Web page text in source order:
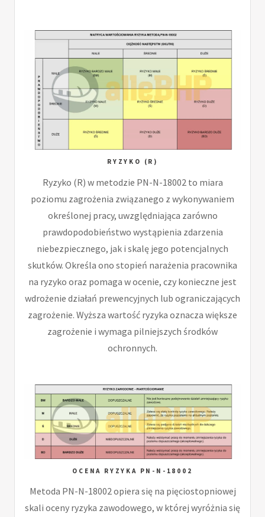
RYZYKO (R)
Ryzyko (R) w metodzie PN-N-18002 to miara
poziomu zagrożenia związanego z wykonywaniem
określonej pracy, uwzględniająca zarówno
prawdopodobieństwo wystąpienia zdarzenia
niebezpiecznego, jak i skalę jego potencjalnych
skutków. Określa ono stopień narażenia pracownika
na ryzyko oraz pomaga w ocenie, czy konieczne jest
wdrożenie działań prewencyjnych lub ograniczających
zagrożenie. Wyższa wartość ryzyka oznacza większe
zagrożenie i wymaga pilniejszych środków
ochronnych.
OCENA RYZYKA PN-N-18002
Metoda PN-N-18002 opiera się na pięciostopniowej
skali oceny ryzyka zawodowego, w której wyróżnia się